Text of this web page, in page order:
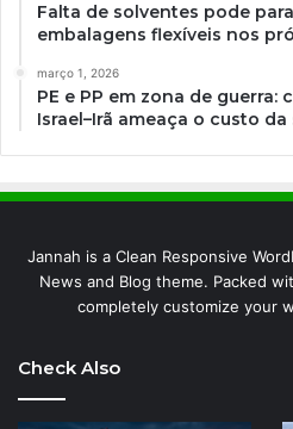
Falta de solventes pode
embalagens flexíveis nos
março 1, 2026
PE e PP em zona de guerra:
Israel–Irã ameaça o custo
Jannah is a Clean Responsive
News and Blog theme. Packed
completely customize your
Check Also